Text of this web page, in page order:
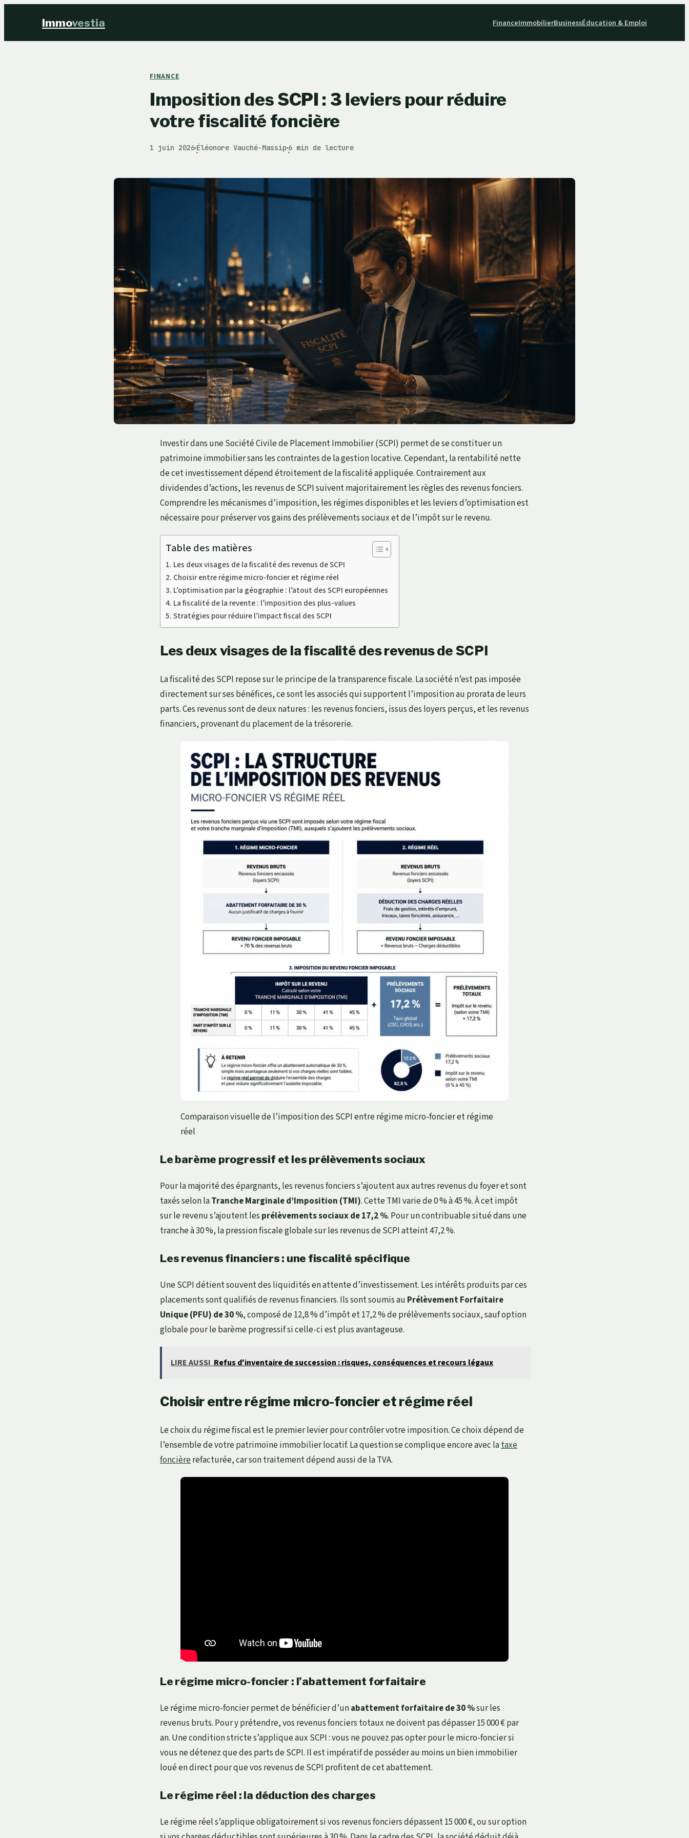
Immovestia FinanceImmobilierBusinessÉducation & Emploi
FINANCE
Imposition des SCPI : 3 leviers pour réduire
votre fiscalité foncière
1 juin 2026
·
Éléonore Vauché-Massip
·
6 min de lecture
Investir dans une Société Civile de Placement Immobilier (SCPI) permet de se constituer un
patrimoine immobilier sans les contraintes de la gestion locative. Cependant, la rentabilité nette
de cet investissement dépend étroitement de la fiscalité appliquée. Contrairement aux
dividendes d’actions, les revenus de SCPI suivent majoritairement les règles des revenus fonciers.
Comprendre les mécanismes d’imposition, les régimes disponibles et les leviers d’optimisation est
nécessaire pour préserver vos gains des prélèvements sociaux et de l’impôt sur le revenu.
Table des matières
Les deux visages de la fiscalité des revenus de SCPI
Choisir entre régime micro-foncier et régime réel
L’optimisation par la géographie : l’atout des SCPI européennes
La fiscalité de la revente : l’imposition des plus-values
Stratégies pour réduire l’impact fiscal des SCPI
Les deux visages de la fiscalité des revenus de SCPI
La fiscalité des SCPI repose sur le principe de la transparence fiscale. La société n’est pas imposée
directement sur ses bénéfices, ce sont les associés qui supportent l’imposition au prorata de leurs
parts. Ces revenus sont de deux natures : les revenus fonciers, issus des loyers perçus, et les revenus
financiers, provenant du placement de la trésorerie.
Comparaison visuelle de l’imposition des SCPI entre régime micro-foncier et régime
réel
Le barème progressif et les prélèvements sociaux
Pour la majorité des épargnants, les revenus fonciers s’ajoutent aux autres revenus du foyer et sont
taxés selon laTranche Marginale d’Imposition (TMI). Cette TMI varie de 0 % à 45 %. À cet impôt
sur le revenu s’ajoutent les prélèvements sociaux de 17,2 %. Pour un contribuable situé dans une
tranche à 30 %, la pression fiscale globale sur les revenus de SCPI atteint 47,2 %.
Les revenus financiers : une fiscalité spécifique
Une SCPI détient souvent des liquidités en attente d’investissement. Les intérêts produits par ces
placements sont qualifiés de revenus financiers. Ils sont soumis au Prélèvement Forfaitaire
Unique (PFU) de 30 %, composé de 12,8 % d’impôt et 17,2 % de prélèvements sociaux, sauf option
globale pour le barème progressif si celle-ci est plus avantageuse.
LIRE AUSSI Refus d'inventaire de succession : risques, conséquences et recours légaux
Choisir entre régime micro-foncier et régime réel
Le choix du régime fiscal est le premier levier pour contrôler votre imposition. Ce choix dépend de
l’ensemble de votre patrimoine immobilier locatif. La question se complique encore avec lataxe
foncièrerefacturée, car son traitement dépend aussi de la TVA.
Le régime micro-foncier : l’abattement forfaitaire
Le régime micro-foncier permet de bénéficier d’unabattement forfaitaire de 30 %sur les
revenus bruts. Pour y prétendre, vos revenus fonciers totaux ne doivent pas dépasser 15 000 € par
an. Une condition stricte s’applique aux SCPI : vous ne pouvez pas opter pour le micro-foncier si
vous ne détenez que des parts de SCPI. Il est impératif de posséder au moins un bien immobilier
loué en direct pour que vos revenus de SCPI profitent de cet abattement.
Le régime réel : la déduction des charges
Le régime réel s’applique obligatoirement si vos revenus fonciers dépassent 15 000 €, ou sur option